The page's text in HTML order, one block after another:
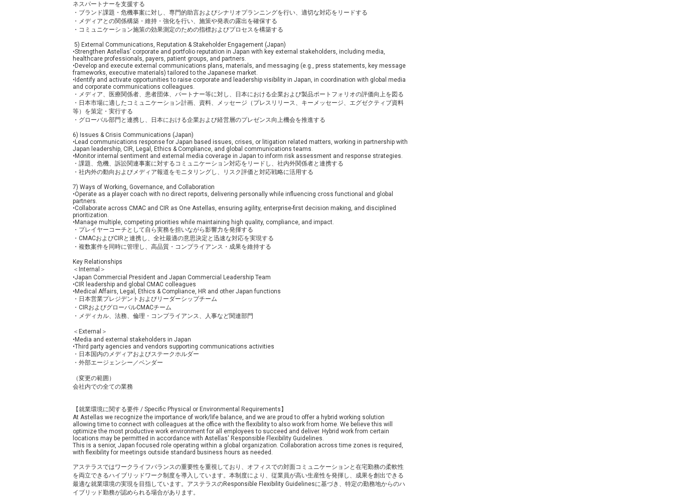
ネスパートナーを支援する
・ブランド課題・危機事案に対し、専門的助言およびシナリオプランニングを行い、適切な対応をリードする
・メディアとの関係構築・維持・強化を行い、施策や発表の露出を確保する
・コミュニケーション施策の効果測定のための指標およびプロセスを構築する
5) External Communications, Reputation & Stakeholder Engagement (Japan)
•Strengthen Astellas’ corporate and portfolio reputation in Japan with key external stakeholders, including media,
healthcare professionals, payers, patient groups, and partners.
•Develop and execute external communications plans, materials, and messaging (e.g., press statements, key message
frameworks, executive materials) tailored to the Japanese market.
•Identify and activate opportunities to raise corporate and leadership visibility in Japan, in coordination with global media
and corporate communications colleagues.
・メディア、医療関係者、患者団体、パートナー等に対し、日本における企業および製品ポートフォリオの評価向上を図る
・日本市場に適したコミュニケーション計画、資料、メッセージ（プレスリリース、キーメッセージ、エグゼクティブ資料
等）を策定・実行する
・グローバル部門と連携し、日本における企業および経営層のプレゼンス向上機会を推進する
6) Issues & Crisis Communications (Japan)
•Lead communications response for Japan based issues, crises, or litigation related matters, working in partnership with
Japan leadership, CIR, Legal, Ethics & Compliance, and global communications teams.
•Monitor internal sentiment and external media coverage in Japan to inform risk assessment and response strategies.
・課題、危機、訴訟関連事案に対するコミュニケーション対応をリードし、社内外関係者と連携する
・社内外の動向およびメディア報道をモニタリングし、リスク評価と対応戦略に活用する
7) Ways of Working, Governance, and Collaboration
•Operate as a player coach with no direct reports, delivering personally while influencing cross functional and global
partners.
•Collaborate across CMAC and CIR as One Astellas, ensuring agility, enterprise-first decision making, and disciplined
prioritization.
•Manage multiple, competing priorities while maintaining high quality, compliance, and impact.
・プレイヤーコーチとして自ら実務を担いながら影響力を発揮する
・CMACおよびCIRと連携し、全社最適の意思決定と迅速な対応を実現する
・複数案件を同時に管理し、高品質・コンプライアンス・成果を維持する
Key Relationships
＜Internal＞
•Japan Commercial President and Japan Commercial Leadership Team
•CIR leadership and global CMAC colleagues
•Medical Affairs, Legal, Ethics & Compliance, HR and other Japan functions
・日本営業プレジデントおよびリーダーシップチーム
・CIRおよびグローバルCMACチーム
・メディカル、法務、倫理・コンプライアンス、人事など関連部門
＜External＞
•Media and external stakeholders in Japan
•Third party agencies and vendors supporting communications activities
・日本国内のメディアおよびステークホルダー
・外部エージェンシー／ベンダー
（変更の範囲）
会社内での全ての業務
【就業環境に関する要件 / Specific Physical or Environmental Requirements】
At Astellas we recognize the importance of work/life balance, and we are proud to offer a hybrid working solution
allowing time to connect with colleagues at the office with the flexibility to also work from home. We believe this will
optimize the most productive work environment for all employees to succeed and deliver. Hybrid work from certain
locations may be permitted in accordance with Astellas' Responsible Flexibility Guidelines.
This is a senior, Japan focused role operating within a global organization. Collaboration across time zones is required,
with flexibility for meetings outside standard business hours as needed.
アステラスではワークライフバランスの重要性を重視しており、オフィスでの対面コミュニケーションと在宅勤務の柔軟性
を両立できるハイブリッドワーク制度を導入しています。本制度により、従業員が高い生産性を発揮し、成果を創出できる
最適な就業環境の実現を目指しています。アステラスのResponsible Flexibility Guidelinesに基づき、特定の勤務地からのハ
イブリッド勤務が認められる場合があります。